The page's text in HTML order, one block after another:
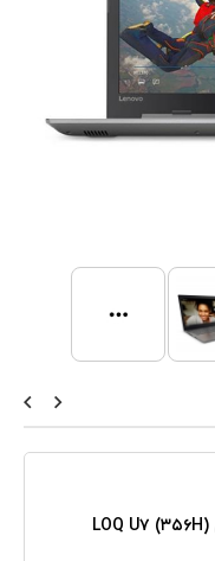
لپ تاپ گیمینگ لنوو ۱۵.۳ اینچی مدل LOQ U۷ (۳۵۶H)